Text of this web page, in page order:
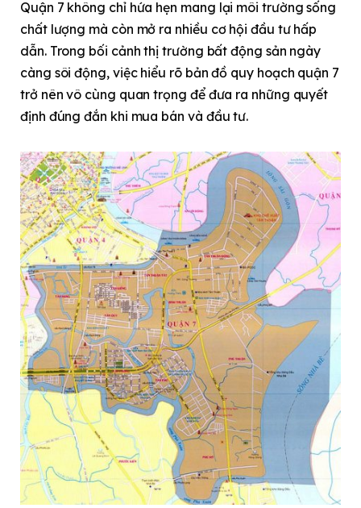
Quận 7 không chỉ hứa hẹn mang lại môi trường sống
chất lượng mà còn mở ra nhiều cơ hội đầu tư hấp
dẫn. Trong bối cảnh thị trường bất động sản ngày
càng sôi động, việc hiểu rõ bản đồ quy hoạch quận 7
trở nên vô cùng quan trọng để đưa ra những quyết
định đúng đắn khi mua bán và đầu tư.